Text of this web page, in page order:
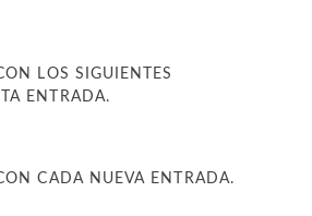
LOS SIGUIENTES
ENTRADA.
CADA NUEVA ENTRADA.